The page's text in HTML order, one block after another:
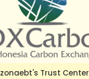
zonaebt's Trust Center